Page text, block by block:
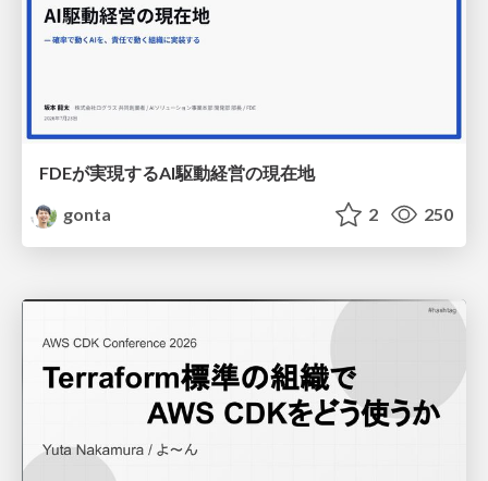
FDEが実現するAI駆動経営の現在地
gonta
2 250